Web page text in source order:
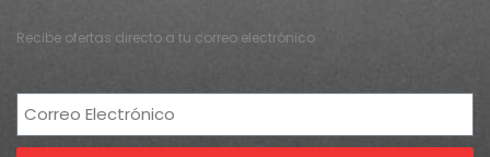
Recibe ofertas directo a tu correo electrónico